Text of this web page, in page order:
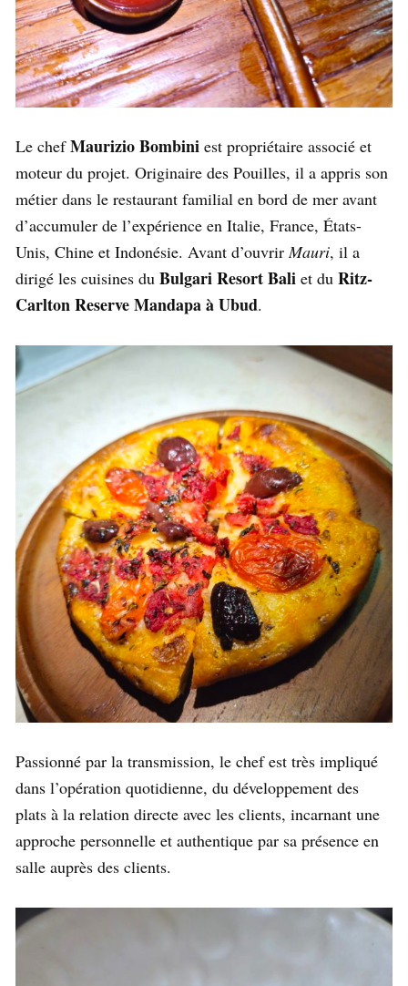
Le chefMaurizio Bombini est propriétaire associé et
moteur du projet. Originaire des Pouilles, il a appris son
métier dans le restaurant familial en bord de mer avant
d’accumuler de l’expérience en Italie, France, États-
Unis, Chine et Indonésie. Avant d’ouvrirMauri, il a
dirigé les cuisines du Bulgari Resort Bali et du Ritz-
Carlton Reserve Mandapa à Ubud.
Passionné par la transmission, le chef est très impliqué
dans l’opération quotidienne, du développement des
plats à la relation directe avec les clients, incarnant une
approche personnelle et authentique par sa présence en
salle auprès des clients.